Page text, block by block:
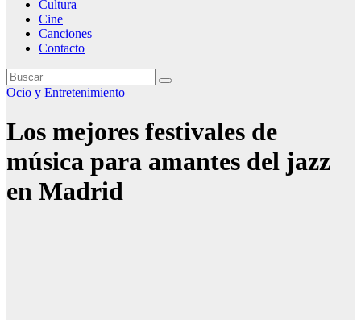
Cultura
Cine
Canciones
Contacto
Ocio y Entretenimiento
Los mejores festivales de
música para amantes del jazz
en Madrid